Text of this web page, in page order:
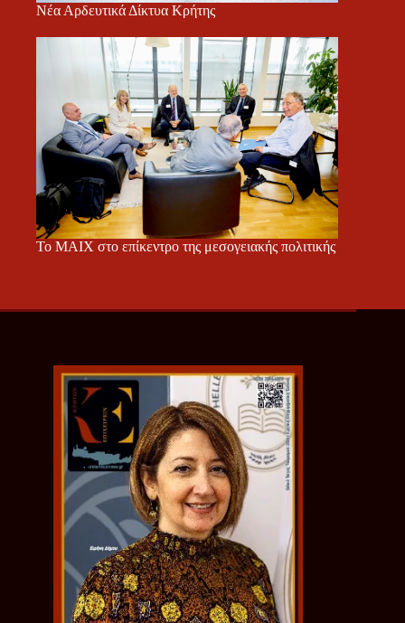
Νέα Αρδευτικά Δίκτυα Κρήτης
Το ΜΑΙΧ στο επίκεντρο της μεσογειακής πολιτικής